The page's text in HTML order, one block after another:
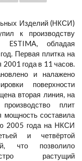
Изделий (НКСИ)
к производству
ESTIMA, обладая
Первая плитка на
года в 11 часов.
и налажено
поверхности
вторая линия, на
плит
составила
2005 года на НКСИ
и четвёртой
что позволило
растущий